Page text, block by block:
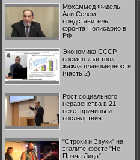
Мохаммед Фидель
Али Селем,
представитель
фронта Полисарио в
РФ
Экономика СССР
времен «застоя»:
жажда планомерности
(часть 2)
Рост социального
неравенства в 21
веке: причины и
последствия
"Строки и Звуки" на
эгалите-фесте "Не
Пряча Лица"